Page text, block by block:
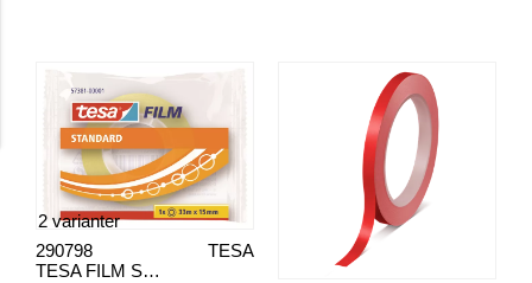
TESA FILM STANDARD 57381 OG 57382
TESA
290798
2 varianter